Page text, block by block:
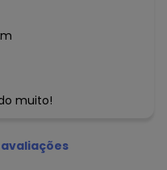
menor oferecido em
tamanho disponível.
muito!